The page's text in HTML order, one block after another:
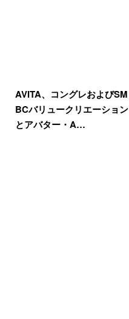
AVITA、コングレおよびSM
BCバリュークリエーション
とアバター・A…